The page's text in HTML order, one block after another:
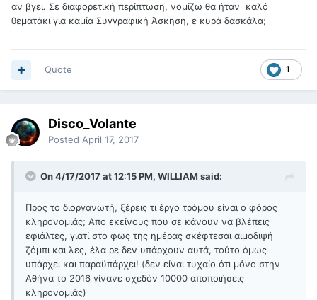
αν βγει. Σε διαφορετική περίπτωση, νομίζω θα ήταν καλό
θεματάκι για καμία Συγγραφική Άσκηση, ε κυρά δασκάλα;
1
Quote
Disco_Volante
Posted April 17, 2017
On 4/17/2017 at 12:15 PM, WILLIAM said:
Προς το διοργανωτή, ξέρεις τι έργο τρόμου είναι ο φόρος
κληρονομιάς; Απο εκείνους που σε κάνουν να βλέπεις
εφιάλτες, γιατί στο φως της ημέρας σκέφτεσαι αιμοδιψή
ζόμπι και λες, έλα ρε δεν υπάρχουν αυτά, τούτο όμως
υπάρχει και παραϋπάρχει! (δεν είναι τυχαίο ότι μόνο στην
Αθήνα το 2016 γίνανε σχεδόν 10000 αποποιήσεις
κληρονομιάς)